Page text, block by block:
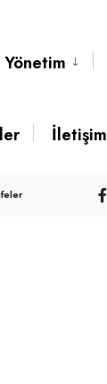
Yönetim
İletişim